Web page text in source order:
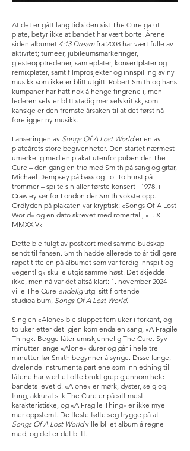
At det er gått lang tid siden sist The Cure ga ut
plate, betyr ikke at bandet har vært borte. Årene
siden albumet 4:13 Dreamfra 2008 har vært fulle av
aktivitet; turneer, jubileumsmarkeringer,
gjesteopptredener, samleplater, konsertplater og
remixplater, samt filmprosjekter og innspilling av ny
musikk som ikke er blitt utgitt. Robert Smith og hans
kumpaner har hatt nok å henge fingrene i, men
lederen selv er blitt stadig mer selvkritisk, som
kanskje er den fremste årsaken til at det først nå
foreligger ny musikk.
Lanseringen av Songs Of A Lost Worlder en av
plateårets store begivenheter. Den startet nærmest
umerkelig med en plakat utenfor puben der The
Cure – den gang en trio med Smith på sang og gitar,
Michael Dempsey på bass og Lol Tolhurst på
trommer – spilte sin aller første konsert i 1978, i
Crawley sør for London der Smith vokste opp.
Ordlyden på plakaten var kryptisk: «Songs Of A Lost
World» og en dato skrevet med romertall, «L. XI.
MMXXIV»
Dette ble fulgt av postkort med samme budskap
sendt til fansen. Smith hadde allerede to år tidligere
røpet tittelen på albumet som var ferdig innspilt og
«egentlig» skulle utgis samme høst. Det skjedde
ikke, men nå var det altså klart: 1. november 2024
ville The Cure endeligutgi sitt fjortende
studioalbum, Songs Of A Lost World.
Singlen «Alone» ble sluppet fem uker i forkant, og
to uker etter det igjen kom enda en sang, «A Fragile
Thing». Begge låter umiskjennelig The Cure. Syv
minutter lange «Alone» durer og går i hele tre
minutter før Smith begynner å synge. Disse lange,
dvelende instrumentalpartiene som innledning til
låtene har vært et ofte brukt grep gjennom hele
bandets levetid. «Alone» er mørk, dyster, seig og
tung, akkurat slik The Cure er på sitt mest
karakteristiske, og «A Fragile Thing» er ikke mye
mer oppstemt. De fleste følte seg trygge på at
Songs Of A Lost Worldville bli et album å regne
med, og det er det blitt.